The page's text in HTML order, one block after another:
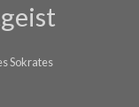
Sokrates